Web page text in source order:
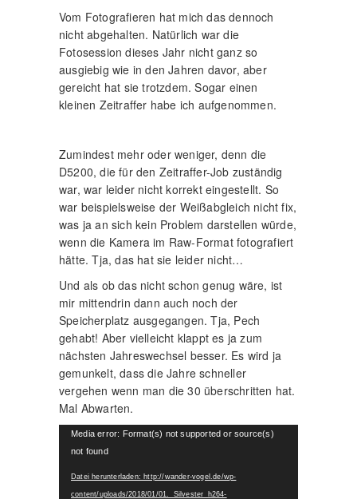
Vom Fotografieren hat mich das dennoch
nicht abgehalten. Natürlich war die
Fotosession dieses Jahr nicht ganz so
ausgiebig wie in den Jahren davor, aber
gereicht hat sie trotzdem. Sogar einen
kleinen Zeitraffer habe ich aufgenommen.
Zumindest mehr oder weniger, denn die
D5200, die für den Zeitraffer-Job zuständig
war, war leider nicht korrekt eingestellt. So
war beispielsweise der Weißabgleich nicht fix,
was ja an sich kein Problem darstellen würde,
wenn die Kamera im Raw-Format fotografiert
hätte. Tja, das hat sie leider nicht…
Und als ob das nicht schon genug wäre, ist
mir mittendrin dann auch noch der
Speicherplatz ausgegangen. Tja, Pech
gehabt! Aber vielleicht klappt es ja zum
nächsten Jahreswechsel besser. Es wird ja
gemunkelt, dass die Jahre schneller
vergehen wenn man die 30 überschritten hat.
Mal Abwarten.
Video-
Player
Media error: Format(s) not supported or source(s)
not found
Datei herunterladen: http://wander-vogel.de/wp-
content/uploads/2018/01/01._Silvester_h264-